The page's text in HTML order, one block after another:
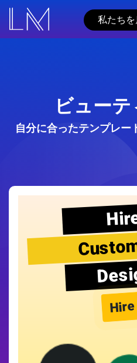
私たち
ビュー
自分に合ったテンプレー
Hire